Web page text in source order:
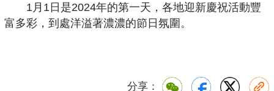
1月1日是2024年的第一天，各地迎新慶祝活動豐
富多彩，到處洋溢著濃濃的節日氛圍。
分享：